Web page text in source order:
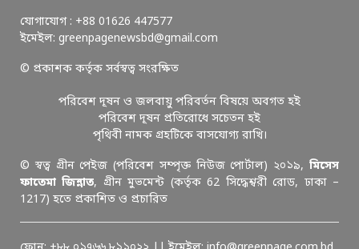
যোগাযোগ : +88 01626 447577
ইমেইল: greenpagenewsbd@gmail.com
© প্রকাশক কর্তৃক সর্বস্বত্ব সংরক্ষিত
পরিবেশ দূষন ও জলবায়ু পরিবর্তন বিষয়ে অবগত হই
পরিবেশ দূষন প্রতিরোধে সচেতন হই
পৃথিবী নামক গ্রহটিকে বাসযোগ্য রাখি।
© স্বত্ব গ্রীন পেইজ (পরিবেশ সম্পৃক্ত নিউজ পোর্টাল) ২০১৯, মিসেস
ফাতেমা জিন্নাত, গ্রীন মুভমেন্ট (কর্তৃক 62 সিদ্ধেশ্বরী রোড, ঢাকা –
1217) হতে প্রকাশিত ও প্রচারিত